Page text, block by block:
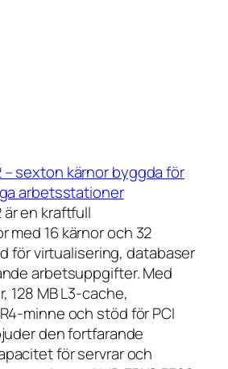
– sexton kärnor byggda för
arbetsstationer
är en kraftfull
med 16 kärnor och 32
för virtualisering, databaser
arbetsuppgifter. Med
128 MB L3-cache,
minne och stöd för PCI
den fortfarande
för servrar och